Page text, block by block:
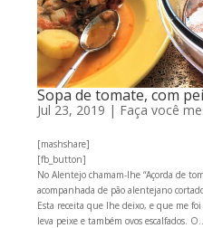
Sopa de tomate, com
Jul 23, 2019 | Faça você
[mashshare]
[fb_button]
No Alentejo chamam-lhe “Açorda de
acompanhada de pão alentejano
Esta receita que lhe deixo, e que me
leva peixe e também ovos escalfados. O...